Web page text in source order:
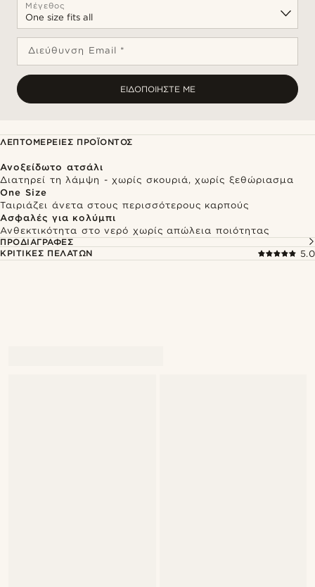
Μέγεθος
Διεύθυνση Email *
ΕΙΔΟΠΟΙΉΣΤΕ ΜΕ
ΛΕΠΤΟΜΈΡΕΙΕΣ ΠΡΟΪΌΝΤΟΣ
Ανοξείδωτο ατσάλι
Διατηρεί τη λάμψη - χωρίς σκουριά, χωρίς ξεθώριασμα
One Size
Ταιριάζει άνετα στους περισσότερους καρπούς
Ασφαλές για κολύμπι
Ανθεκτικότητα στο νερό χωρίς απώλεια ποιότητας
ΠΡΟΔΙΑΓΡΑΦΈΣ
ΚΡΙΤΙΚΈΣ ΠΕΛΑΤΏΝ
5.0